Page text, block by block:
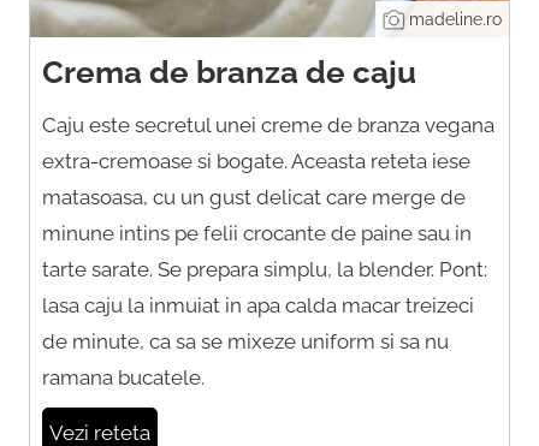
madeline.ro
Crema de branza de caju
Caju este secretul unei creme de branza vegana
extra-cremoase si bogate. Aceasta reteta iese
matasoasa, cu un gust delicat care merge de
minune intins pe felii crocante de paine sau in
tarte sarate. Se prepara simplu, la blender. Pont:
lasa caju la inmuiat in apa calda macar treizeci
de minute, ca sa se mixeze uniform si sa nu
ramana bucatele.
Vezi reteta